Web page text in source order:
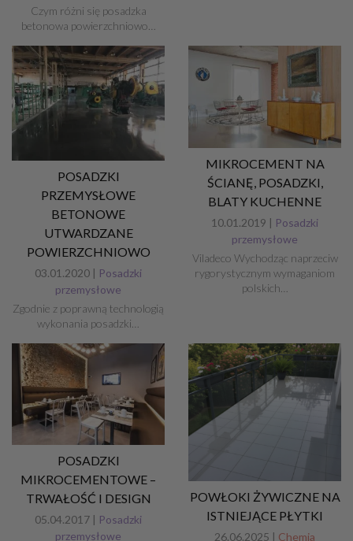
Czym różni się posadzka
betonowa powierzchniowo…
POSADZKI
PRZEMYSŁOWE
BETONOWE
UTWARDZANE
POWIERZCHNIOWO
03.01.2020 | Posadzki
przemysłowe
Zgodnie z poprawną technologią
wykonania posadzki…
MIKROCEMENT NA
ŚCIANĘ, POSADZKI,
BLATY KUCHENNE
10.01.2019 | Posadzki
przemysłowe
Viladeco Wychodząc naprzeciw
rygorystycznym wymaganiom
polskich…
POSADZKI
MIKROCEMENTOWE –
TRWAŁOŚĆ I DESIGN
05.04.2017 | Posadzki
przemysłowe
POWŁOKI ŻYWICZNE NA
ISTNIEJĄCE PŁYTKI
26.06.2025 | Chemia